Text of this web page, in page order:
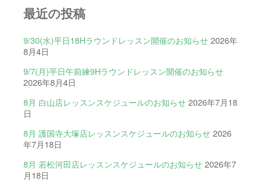
最近の投稿
9/30(水)平日18Hラウンドレッスン開催のお知らせ 2026年
8月4日
9/7(月)平日午前練9Hラウンドレッスン開催のお知らせ
2026年8月4日
8月 白山店レッスンスケジュールのお知らせ 2026年7月18
日
8月 護国寺大塚店レッスンスケジュールのお知らせ 2026
年7月18日
8月 若松河田店レッスンスケジュールのお知らせ 2026年7
月18日